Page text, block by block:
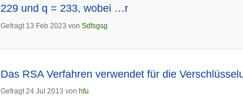
229 und q = 233, wobei …r
Gefragt 13 Feb 2023 von Sdfsgsg
Das RSA Verfahren verwendet für die
Gefragt 24 Jul 2013 von hfu